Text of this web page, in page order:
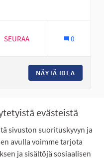
evästeistä
sivuston suorituskyvyn ja
avulla voimme tarjota
ja sisältöjä sosiaalisen
Seinäjoki
19 SEURAAJAA
SEURAA 0
NÄYTÄ IDEA
Näytä kaikki peruutetut ideat
kysytyt kysymykset